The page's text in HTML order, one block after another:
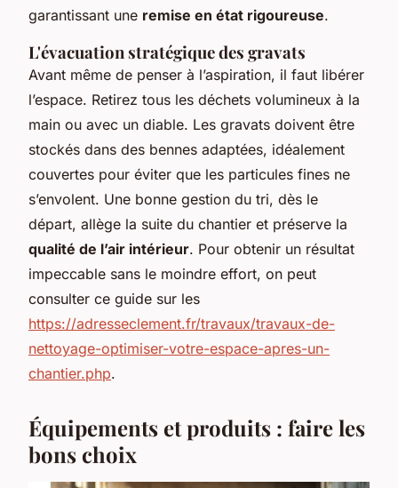
garantissant une remise en état rigoureuse.
L'évacuation stratégique des gravats
Avant même de penser à l’aspiration, il faut libérer
l’espace. Retirez tous les déchets volumineux à la
main ou avec un diable. Les gravats doivent être
stockés dans des bennes adaptées, idéalement
couvertes pour éviter que les particules fines ne
s’envolent. Une bonne gestion du tri, dès le
départ, allège la suite du chantier et préserve la
qualité de l’air intérieur. Pour obtenir un résultat
impeccable sans le moindre effort, on peut
consulter ce guide sur les
https://adresseclement.fr/travaux/travaux-de-
nettoyage-optimiser-votre-espace-apres-un-
chantier.php.
Équipements et produits : faire les
bons choix